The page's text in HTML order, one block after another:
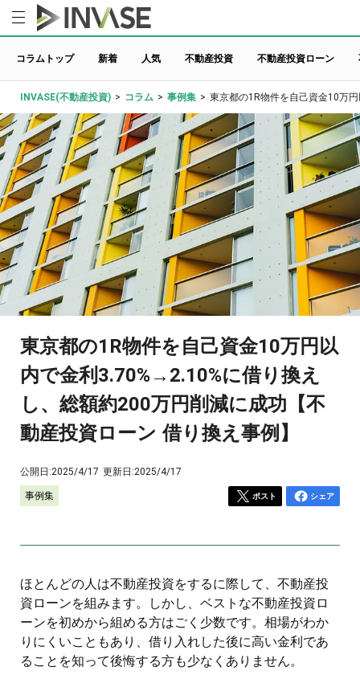
コラムトップ 新着 人気 不動産投資 不動産投資ローン
INVASE(不動産投資) > コラム > 事例集 > 東京都の1R物件を自己資金10万
東京都の1R物件を自己資金10万円以
内で金利3.70%→2.10%に借り換え
し、総額約200万円削減に成功【不
動産投資ローン 借り換え事例】
公開日:2025/4/17 更新日:2025/4/17
事例集 ポスト シェア
ほとんどの人は不動産投資をするに際して、不動産投
資ローンを組みます。しかし、ベストな不動産投資ロ
ーンを初めから組める方はごく少数です。相場がわか
りにくいこともあり、借り入れした後に高い金利であ
ることを知って後悔する方も少なくありません。